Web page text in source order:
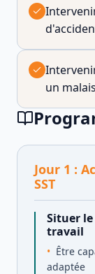
un
Jour 1 :
SST
Situer le
travail
Être
adaptée